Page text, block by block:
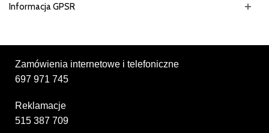
Informacja GPSR
Zamówienia internetowe i telefoniczne
697 971 745
Reklamacje
515 387 709